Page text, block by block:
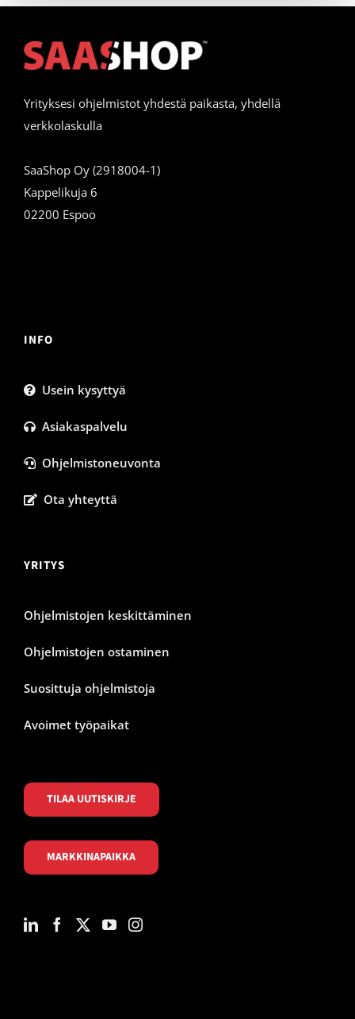
Yrityksesi ohjelmistot yhdestä paikasta, yhdellä
verkkolaskulla
SaaShop Oy (2918004-1)
Kappelikuja 6
02200 Espoo
INFO
Usein kysyttyä
Asiakaspalvelu
Ohjelmistoneuvonta
Ota yhteyttä
YRITYS
Ohjelmistojen keskittäminen
Ohjelmistojen ostaminen
Suosittuja ohjelmistoja
Avoimet työpaikat
TILAA UUTISKIRJE
MARKKINAPAIKKA